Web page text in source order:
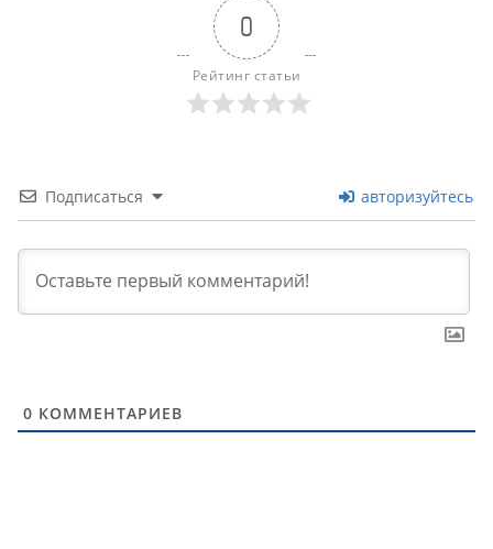
0
Рейтинг статьи
Подписаться авторизуйтесь
0 КОММЕНТАРИЕВ